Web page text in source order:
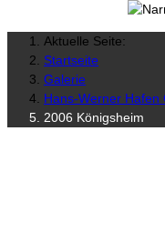
Aktuelle Seite:
Startseite
Galerie
Hans-Werner Hafen
2006 Königsheim